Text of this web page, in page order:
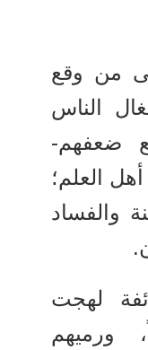
من وقع
الناس
ضعفهم-
العلم؛
والفساد
لهجت
ورميهم